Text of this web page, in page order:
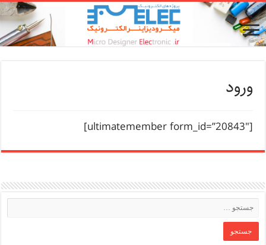
ورود
[ultimatemember form_id=”20843″]